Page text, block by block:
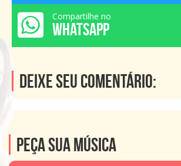
Compartilhe no
WHATSAPP
Deixe seu comentário:
Peça sua música